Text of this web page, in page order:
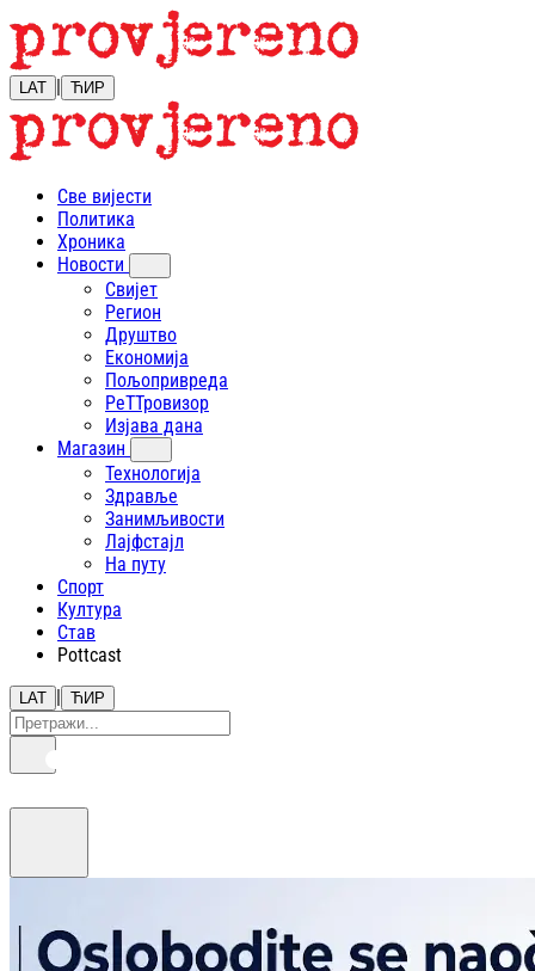
LAT | ЋИР
Све вијести
Политика
Хроника
Новости
Свијет
Регион
Друштво
Економија
Пољопривреда
РеТТровизор
Изјава дана
Магазин
Технологија
Здравље
Занимљивости
Лајфстajл
На путу
Спорт
Култура
Став
Pottcast
LAT | ЋИР